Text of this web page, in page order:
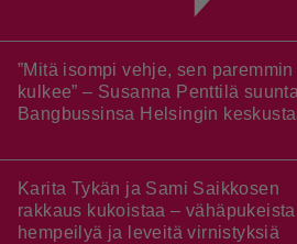
”Mitä isompi vehje, sen paremmin
kulkee” – Susanna Penttilä
Bangbussinsa Helsingin
Karita Tykän ja Sami Saikkosen
rakkaus kukoistaa – vähäpukeista
hempeilyä ja leveitä virnistyksiä